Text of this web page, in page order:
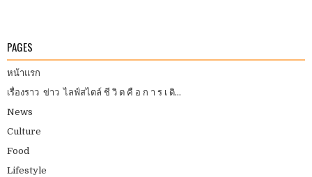
PAGES
หน้าแรก
เรื่องราว ข่าว ไลฟ์สไตล์ ชี วิ ต คื อ ก า ร เ ดิ...
News
Culture
Food
Lifestyle